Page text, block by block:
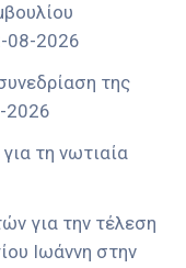
08-2026
της
2026
τη νωτιαία
για την τέλεση
Ιωάννη στην